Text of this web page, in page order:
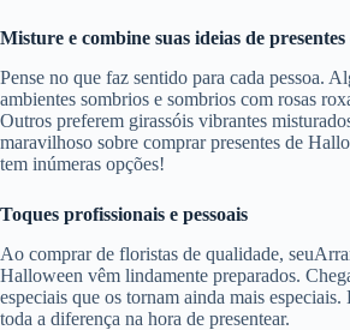
Misture e combine suas ideias de
Pense no que faz sentido para cada pessoa.
ambientes sombrios e sombrios com rosas
Outros preferem girassóis vibrantes
maravilhoso sobre comprar presentes de
tem inúmeras opções!
Toques profissionais e pessoais
Ao comprar de floristas de qualidade,
Halloween vêm lindamente preparados.
especiais que os tornam ainda mais especiais.
toda a diferença na hora de presentear.